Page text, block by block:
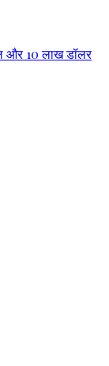
और 10 लाख डॉलर